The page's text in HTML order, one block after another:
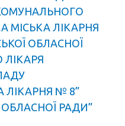
МІСЬКА ЛІКАРНЯ
ОБЛАСНОЇ
ЛІКАРНЯ № 8”
РАДИ”